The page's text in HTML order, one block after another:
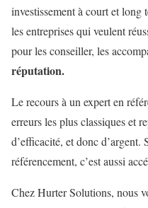
investissement à court et long
les entreprises qui veulent
pour les conseiller, les
réputation.
Le recours à un expert en
erreurs les plus classiques et
d’efficacité, et donc d’argent.
référencement, c’est aussi
Chez Hurter Solutions, nous